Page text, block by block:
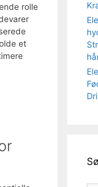
rolle
et